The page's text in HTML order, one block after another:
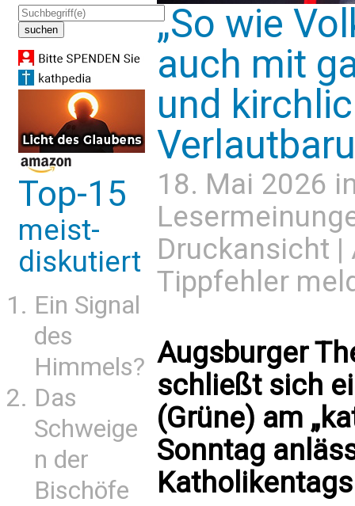
Top-15
meist-
diskutiert
Ein Signal
des
Himmels?
Das
Schweige
n der
Bischöfe
„So wie
auch mit
und
18. Mai 2026
Druckansicht |
Tippfehler
Augsburger
schließt sich
(Grüne) am
Sonntag